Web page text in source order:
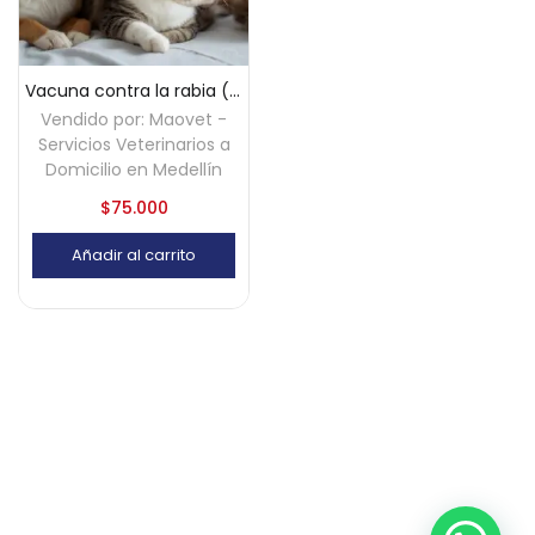
Vacuna contra la rabia (perros y gatos) a domicilio – Medellín
Vendido por: Maovet -
Servicios Veterinarios a
Domicilio en Medellín
$75.000
Añadir al carrito